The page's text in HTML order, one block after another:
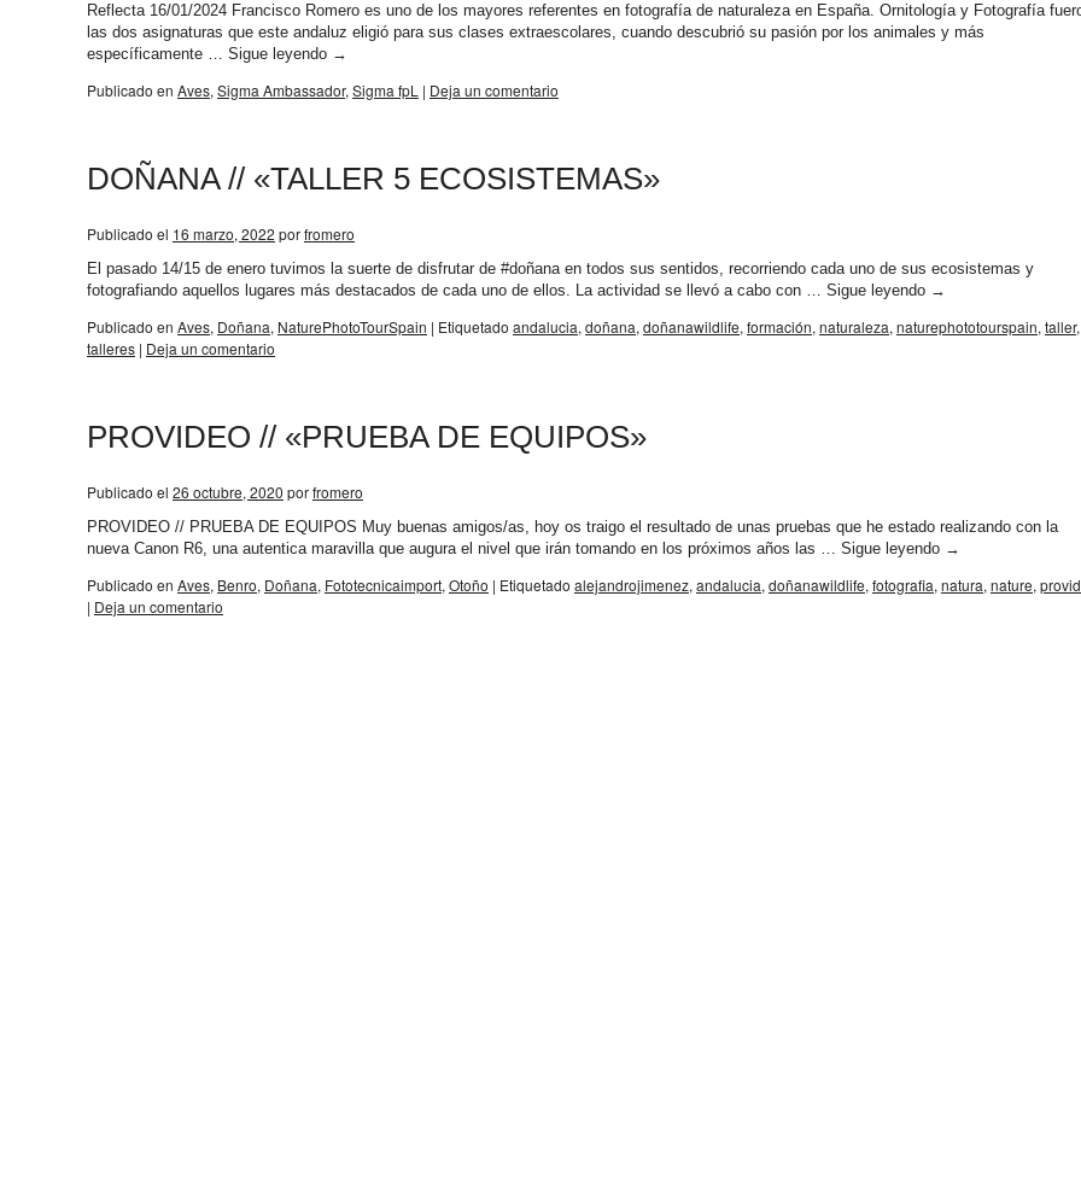
Reflecta 16/01/2024 Francisco Romero es uno de los mayores referentes en fotografía de naturaleza en España. Ornitología y Fotografía
las dos asignaturas que este andaluz eligió para sus clases extraescolares, cuando descubrió su pasión por los animales y más
específicamente … Sigue leyendo →
Publicado en Aves, Sigma Ambassador, Sigma fpL | Deja un comentario
DOÑANA // «TALLER 5 ECOSISTEMAS»
Publicado el 16 marzo, 2022 porfromero
El pasado 14/15 de enero tuvimos la suerte de disfrutar de #doñana en todos sus sentidos, recorriendo cada uno de sus ecosistemas y
fotografiando aquellos lugares más destacados de cada uno de ellos. La actividad se llevó a cabo con … Sigue leyendo →
Publicado en Aves, Doñana, NaturePhotoTourSpain | Etiquetado andalucia, doñana, doñanawildlife, formación, naturaleza, naturephototourspain, taller,
talleres | Deja un comentario
PROVIDEO // «PRUEBA DE EQUIPOS»
Publicado el 26 octubre, 2020 porfromero
PROVIDEO // PRUEBA DE EQUIPOS Muy buenas amigos/as, hoy os traigo el resultado de unas pruebas que he estado realizando con la
nueva Canon R6, una autentica maravilla que augura el nivel que irán tomando en los próximos años las … Sigue leyendo →
Publicado en Aves, Benro, Doñana, Fototecnicaimport, Otoño | Etiquetado alejandrojimenez, andalucia, doñanawildlife, fotografia, natura, nature,
| Deja un comentario